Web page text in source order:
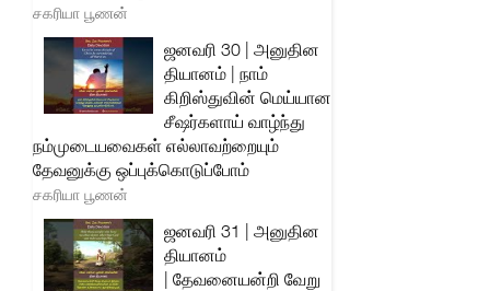
சகரியா பூணன்
ஜனவரி 30 | அனுதின
தியானம் | நாம்
கிறிஸ்துவின் மெய்யான
சீஷர்களாய் வாழ்ந்து
நம்முடையவைகள் எல்லாவற்றையும்
தேவனுக்கு ஒப்புக்கொடுப்போம்
சகரியா பூணன்
ஜனவரி 31 | அனுதின
தியானம்
| தேவனையன்றி வேறு